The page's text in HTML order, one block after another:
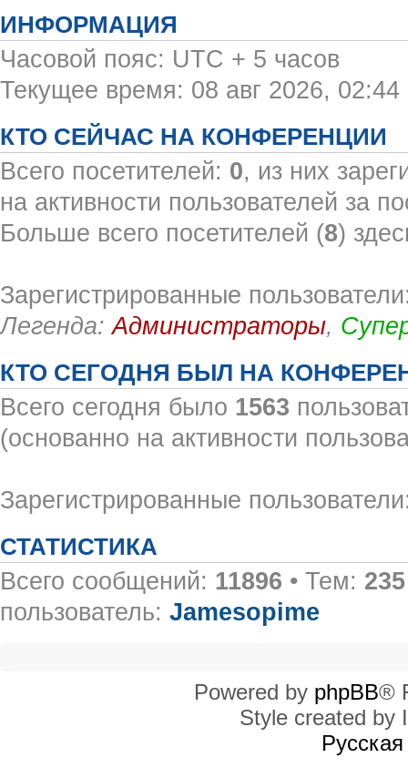
ИНФОРМАЦИЯ
Часовой пояс: UTC + 5 часов
Текущее время: 08 авг 2026, 02:44
КТО СЕЙЧАС НА КОНФЕРЕНЦИИ
Всего посетителей: 0, из них
на активности пользователей за
Больше всего посетителей (8)
Зарегистрированные
Легенда:Администраторы,
КТО СЕГОДНЯ БЫЛ НА
Всего сегодня было 1563
(основанно на активности
Зарегистрированные
СТАТИСТИКА
Всего сообщений: 11896 • Тем: 235
пользователь: Jamesopime
Powered by phpBB®
Style created by